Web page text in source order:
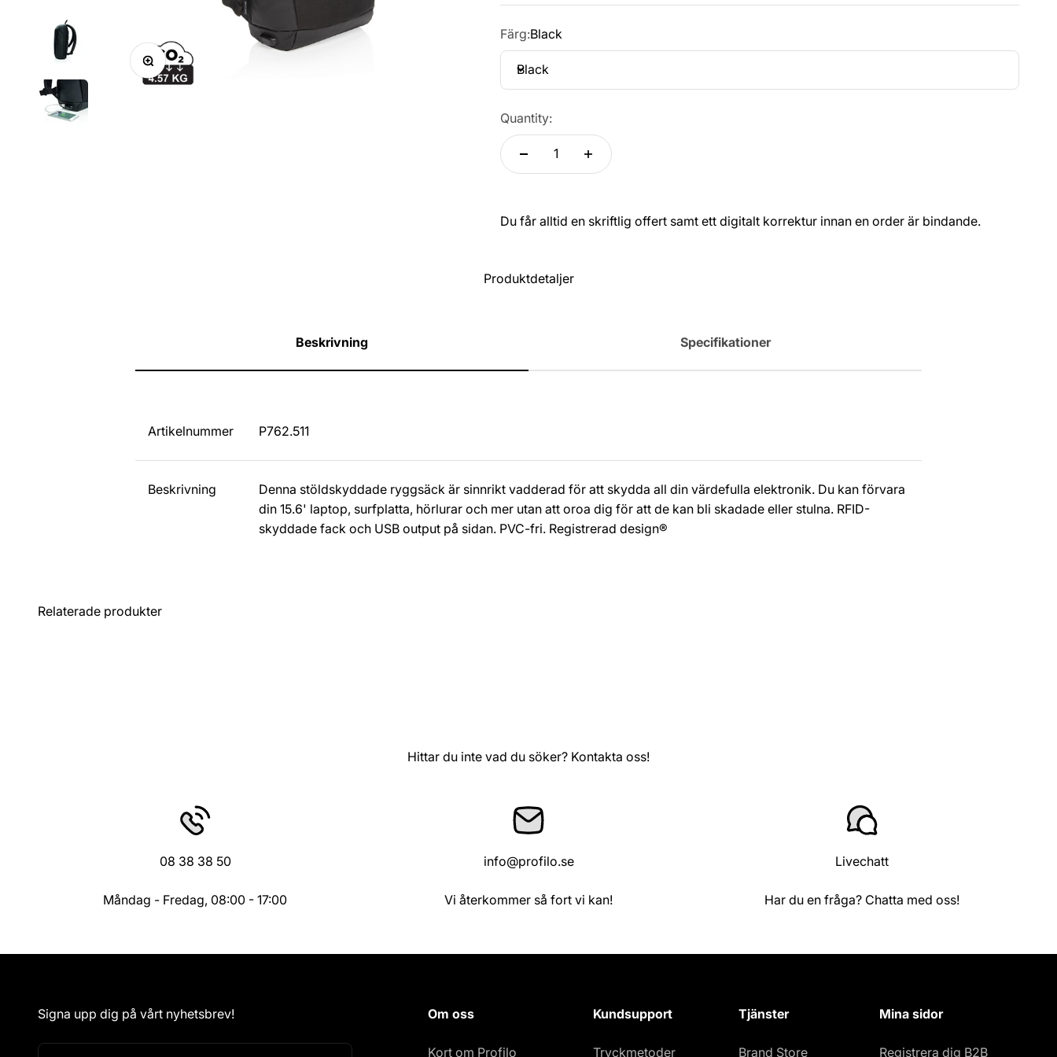
Zoom
Färg:Black
Black
Quantity:
Du får alltid en skriftlig offert samt ett digitalt korrektur innan en order är bindande.
Produktdetaljer
Beskrivning
Artikelnummer P762.511
Beskrivning
Denna stöldskyddade ryggsäck är sinnrikt vadderad för att skydda all din värdefulla elektronik. Du kan förvara
din 15.6' laptop, surfplatta, hörlurar och mer utan att oroa dig för att de kan bli skadade eller stulna. RFID-
skyddade fack och USB output på sidan. PVC-fri. Registrerad design®
Specifikationer
Relaterade produkter
Hittar du inte vad du söker? Kontakta oss!
08 38 38 50
Måndag - Fredag, 08:00 - 17:00
info@profilo.se
Vi återkommer så fort vi kan!
Livechatt
Har du en fråga? Chatta med oss!
Signa upp dig på vårt nyhetsbrev! Om oss
Kort om Profilo
Kundsupport
Tryckmetoder
Tjänster
Brand Store
Mina sidor
Registrera dig B2B